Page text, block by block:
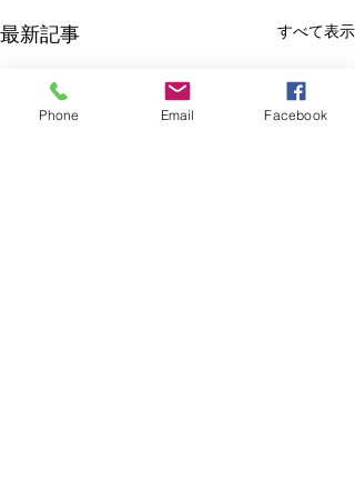
最新記事 すべて表示
Phone Email Facebook